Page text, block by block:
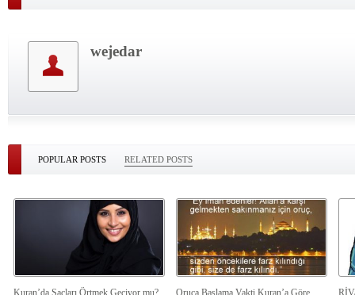
wejedar
POPULAR POSTS RELATED POSTS
Kuran’da Saçları Örtmek Geçiyor mu? Oruca Başlama Vakti Kuran’a Göre